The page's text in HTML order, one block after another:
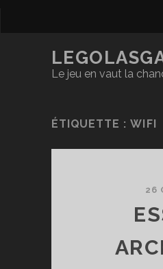
Le jeu en vaut la
ÉTIQUETTE :WIFI
26